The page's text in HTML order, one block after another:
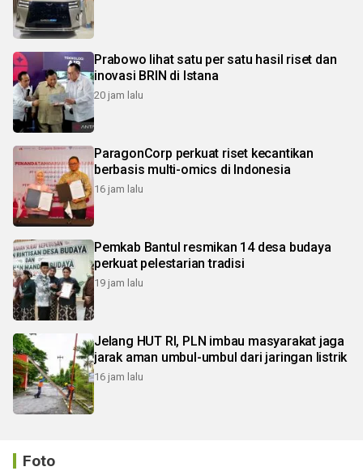
Prabowo lihat satu per satu hasil riset dan
inovasi BRIN di Istana
20 jam lalu
ParagonCorp perkuat riset kecantikan
berbasis multi-omics di Indonesia
16 jam lalu
Pemkab Bantul resmikan 14 desa budaya
perkuat pelestarian tradisi
19 jam lalu
Jelang HUT RI, PLN imbau masyarakat jaga
jarak aman umbul-umbul dari jaringan listrik
16 jam lalu
Foto